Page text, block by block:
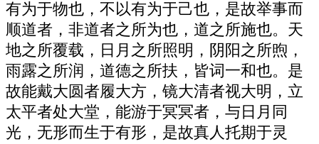
有为于物也，不以有为于己也，是故举事而
顺道者，非道者之所为也，道之所施也。天
地之所覆载，日月之所照明，阴阳之所煦，
雨露之所润，道德之所扶，皆词一和也。是
故能戴大圆者履大方，镜大清者视大明，立
太平者处大堂，能游于冥冥者，与日月同
光，无形而生于有形，是故真人托期于灵